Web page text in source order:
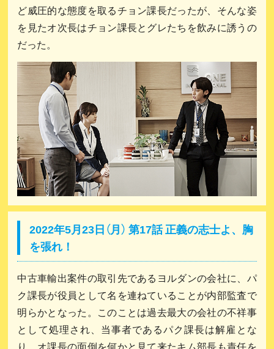
ど威圧的な態度を取るチョン課長だったが、そんな姿
を見たオ次長はチョン課長とグレたちを飲みに誘うの
だった。
2022年5月23日（月） 第17話 正義の志士よ、胸
を張れ！
中古車輸出案件の取引先であるヨルダンの会社に、パ
ク課長が役員として名を連ねていることが内部監査で
明らかとなった。このことは過去最大の会社の不祥事
として処理され、当事者であるパク課長は解雇とな
り、オ課長の面倒を何かと見て来たキム部長も責任を